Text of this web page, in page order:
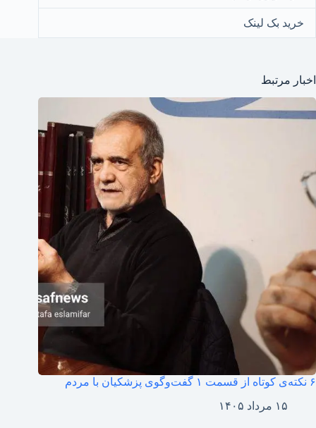
خرید بک لینک
اخبار مرتبط
۶ نکته‌ی کوتاه از قسمت ۱ گفت‌وگوی پزشکیان با مردم
۱۵ مرداد ۱۴۰۵